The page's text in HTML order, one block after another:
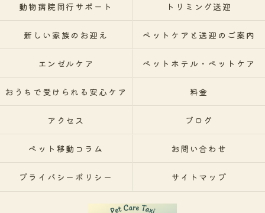
動物病院同行サポート トリミング送迎
新しい家族のお迎え ペットケアと送迎のご案内
エンゼルケア ペットホテル・ペットケア
おうちで受けられる安心ケア 料金
アクセス ブログ
ペット移動コラム お問い合わせ
プライバシーポリシー サイトマップ